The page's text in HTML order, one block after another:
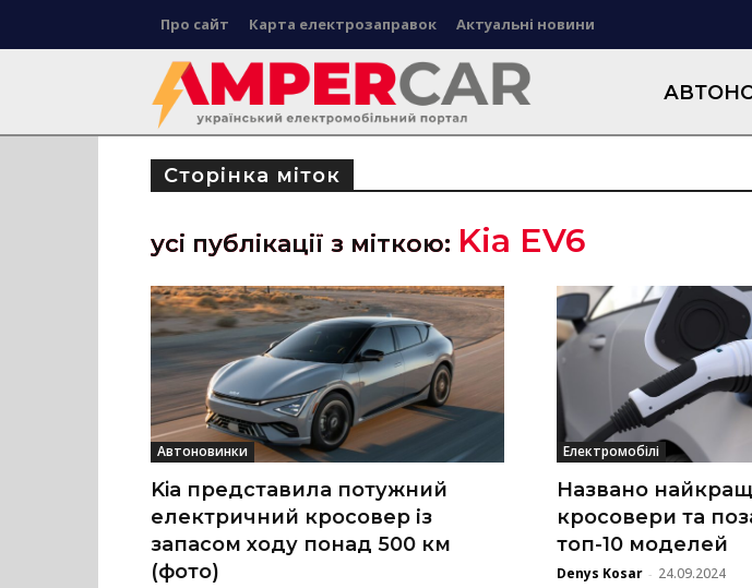
Про сайт Карта електрозаправок Актуальні новини
Сторінка міток
усі публікації з міткою: Kia EV6
Автоновинки
Kia представила потужний
електричний кросовер із
запасом ходу понад 500 км
(фото)
Електромобілі
Названо
кросовери та
топ-10 моделей
Denys Kosar - 24.09.2024